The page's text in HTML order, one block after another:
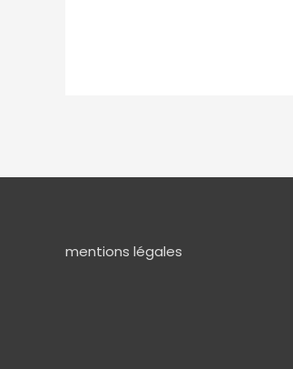
mentions légales